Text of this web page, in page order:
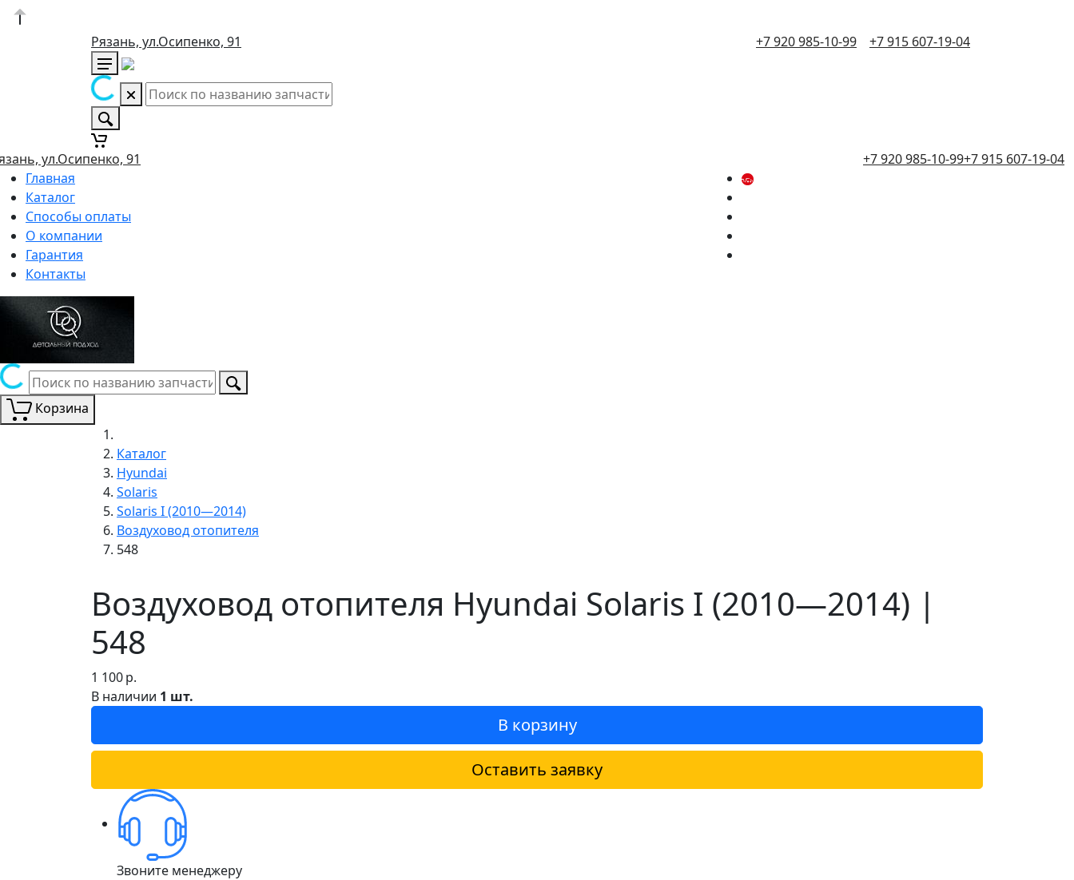
Рязань, ул.Осипенко, 91 +7 920 985-10-99 +7 915 607-19-04
ул.Осипенко, 91 +7 920 985-10-99+7 915 607-19-04
Главная
Каталог
Способы оплаты
О компании
Гарантия
Контакты
Корзина
Каталог
Hyundai
Solaris
Solaris I (2010—2014)
Воздуховод отопителя
548
Воздуховод отопителя Hyundai Solaris I (2010—2014) |
548
1 100р.
В наличии 1 шт.
В корзину
Оставить заявку
Звоните менеджеру